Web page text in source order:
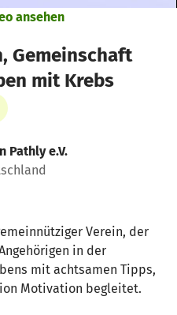
ansehen
Gemeinschaft
mit Krebs
Pathly e.V.
Verein, der
in der
mit achtsamen Tipps,
Motivation begleitet.